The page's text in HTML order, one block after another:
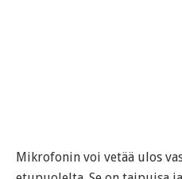
Mikrofonin voi vetää ulos